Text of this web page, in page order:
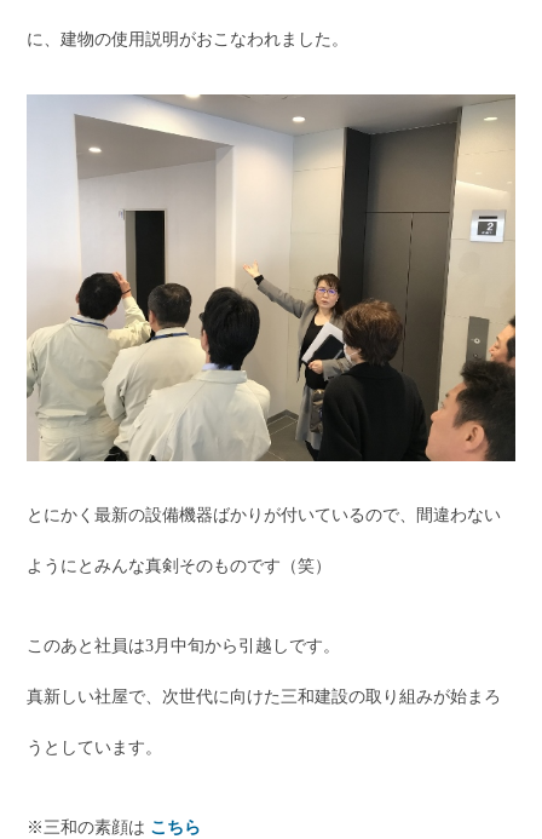
に、建物の使用説明がおこなわれました。
とにかく最新の設備機器ばかりが付いているので、間違わない
ようにとみんな真剣そのものです（笑）
このあと社員は3月中旬から引越しです。
真新しい社屋で、次世代に向けた三和建設の取り組みが始まろ
うとしています。
※三和の素顔は こちら